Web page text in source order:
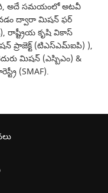
అదే సమయంలో అటవీ
ద్వారా మిషన్ ఫర్
రాష్ట్రీయ కృషి వికాస్
ప్రాజెక్ట్ (టిఎస్‌ఎమ్‌ఐపి) ),
మిషన్ (ఎస్బిఎం) &
(SMAF).